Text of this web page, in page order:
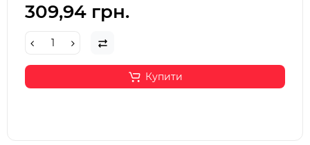
309,94 грн.
Купити